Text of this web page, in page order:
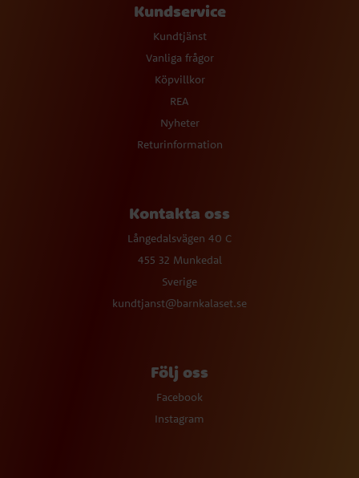
Kundservice
Kundtjänst
Vanliga frågor
Köpvillkor
REA
Nyheter
Returinformation
Kontakta oss
Långedalsvägen 40 C
455 32 Munkedal
Sverige
kundtjanst@barnkalaset.se
Följ oss
Facebook
Instagram